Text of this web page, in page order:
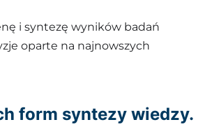
i syntezę wyników badań
oparte na najnowszych
form syntezy wiedzy.